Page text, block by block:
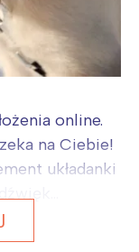
online.
na Ciebie!
układanki